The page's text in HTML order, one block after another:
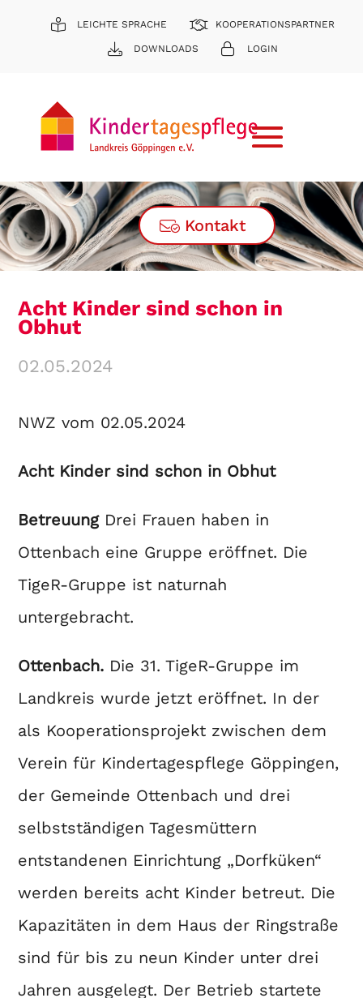
LEICHTE SPRACHE KOOPERATIONSPARTNER
DOWNLOADS LOGIN
Kontakt
Acht Kinder sind schon in
Obhut
02.05.2024
NWZ vom 02.05.2024
Acht Kinder sind schon in Obhut
BetreuungDrei Frauen haben in
Ottenbach eine Gruppe eröffnet. Die
TigeR-Gruppe ist naturnah
untergebracht.
Ottenbach. Die 31. TigeR-Gruppe im
Landkreis wurde jetzt eröffnet. In der
als Kooperationsprojekt zwischen dem
Verein für Kindertagespflege Göppingen,
der Gemeinde Ottenbach und drei
selbstständigen Tagesmüttern
entstandenen Einrichtung „Dorfküken“
werden bereits acht Kinder betreut. Die
Kapazitäten in dem Haus der Ringstraße
sind für bis zu neun Kinder unter drei
Jahren ausgelegt. Der Betrieb startete